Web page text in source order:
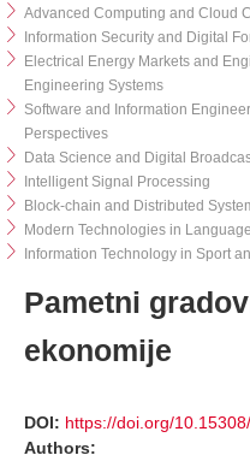
Advanced Computing and Cloud
Information Security and Digital
Electrical Energy Markets and
Engineering Systems
Software and Information
Perspectives
Data Science and Digital
Intelligent Signal Processing
Block-chain and Distributed
Modern Technologies in
Information Technology in Sport
Pametni
ekonomije
DOI: https://doi.org/
Authors: